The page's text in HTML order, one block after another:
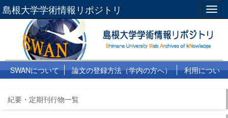
島根大学学術情報リポジトリ
SWANについて 論文の登録方法（学内の方へ）
利用につい
紀要・定期刊行物一覧